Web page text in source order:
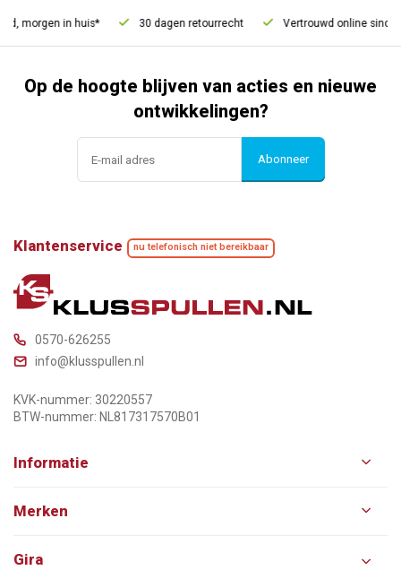
morgen in huis* 30 dagen retourrecht Vertrouwd online sinds
Op de hoogte blijven van acties en nieuwe
ontwikkelingen?
Abonneer
Klantenservice nu telefonisch niet bereikbaar
0570-626255
info@klusspullen.nl
KVK-nummer: 30220557
BTW-nummer: NL817317570B01
Informatie
Merken
Gira